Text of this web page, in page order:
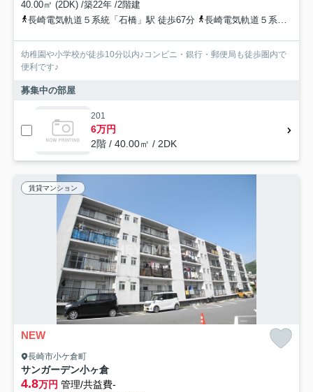
40.00㎡ (2DK) /築22年 /2階建
長崎電気軌道５系統「石橋」駅 徒歩67分
長崎電気軌道５系統「大浦天主堂」駅 徒歩67分
幼稚園や小学校が徒歩10分以内♪コンビニ・銀行・郵便局も徒歩圏内で
便利です♪
募集中の部屋
201
6万円
2階 / 40.00㎡ / 2DK
賃貸マンション
NEW
長崎市小ケ倉町
サンガーデン小ヶ倉
4.8万円 管理/共益費-